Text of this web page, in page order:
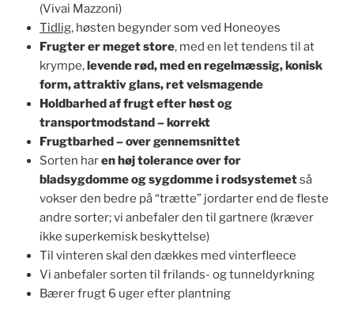
(Vivai Mazzoni)
Tidlig, høsten begynder som ved Honeoyes
Frugter er meget store, med en let tendens til at
krympe,levende rød, med en regelmæssig, konisk
form, attraktiv glans, ret velsmagende
Holdbarhed af frugt efter høst og
transportmodstand – korrekt
Frugtbarhed – over gennemsnittet
Sorten haren høj tolerance over for
bladsygdomme og sygdomme i rodsystemetså
vokser den bedre på “trætte” jordarter end de fleste
andre sorter; vi anbefaler den til gartnere (kræver
ikke superkemisk beskyttelse)
Til vinteren skal den dækkes med vinterfleece
Vi anbefaler sorten til frilands- og tunneldyrkning
Bærer frugt 6 uger efter plantning